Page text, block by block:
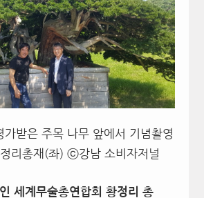
받은 주목 나무 앞에서 기념촬영
리총재(좌) ⓒ강남 소비자저널
세계무술총연합회 황정리 총